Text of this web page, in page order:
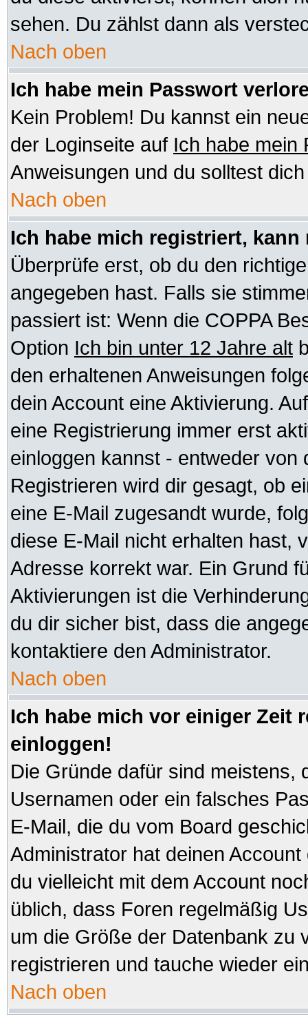
sehen. Du zählst dann als
Nach oben
Ich habe mein Passwort
Kein Problem! Du kannst ein
der Loginseite auf Ich habe mein
Anweisungen und du solltest
Nach oben
Ich habe mich registriert,
Überprüfe erst, ob du den
angegeben hast. Falls sie
passiert ist: Wenn die COPPA
Option Ich bin unter 12 Jahre alt
den erhaltenen Anweisungen
dein Account eine Aktivierung.
eine Registrierung immer erst
einloggen kannst - entweder von
Registrieren wird dir gesagt, ob
eine E-Mail zugesandt wurde,
diese E-Mail nicht erhalten hast,
Adresse korrekt war. Ein Grund
Aktivierungen ist die
du dir sicher bist, dass die
kontaktiere den Administrator.
Nach oben
Ich habe mich vor einiger Zeit
einloggen!
Die Gründe dafür sind meistens,
Usernamen oder ein falsches
E-Mail, die du vom Board
Administrator hat deinen
du vielleicht mit dem Account
üblich, dass Foren regelmäßig
um die Größe der Datenbank zu
registrieren und tauche wieder
Nach oben